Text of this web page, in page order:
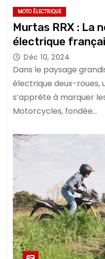
MOTO ÉLECTRIQUE
Murtas RRX : La
électrique
Déc 10, 2024
Dans le paysage
électrique deux-roues,
s’apprête à marquer
Motorcycles, fondée…